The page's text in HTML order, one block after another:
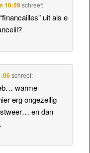
10:59 schreef:
uit als e
schreef:
warme
erg ongezellig
en dan